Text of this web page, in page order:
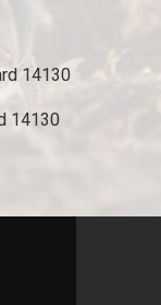
14130
14130